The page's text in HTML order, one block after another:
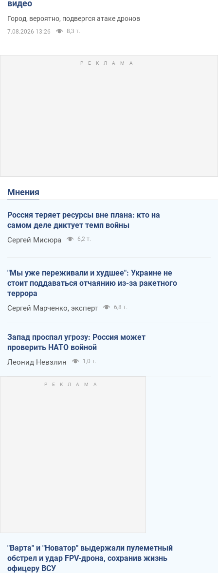
видео
Город, вероятно, подвергся атаке дронов
7.08.2026 13:26 8,3 т.
Мнения
Россия теряет ресурсы вне плана: кто на
самом деле диктует темп войны
Сергей Мисюра 6,2 т.
"Мы уже переживали и худшее": Украине не
стоит поддаваться отчаянию из-за ракетного
террора
Сергей Марченко, эксперт 6,8 т.
Запад проспал угрозу: Россия может
проверить НАТО войной
Леонид Невзлин 1,0 т.
"Варта" и "Новатор" выдержали пулеметный
обстрел и удар FPV-дрона, сохранив жизнь
офицеру ВСУ